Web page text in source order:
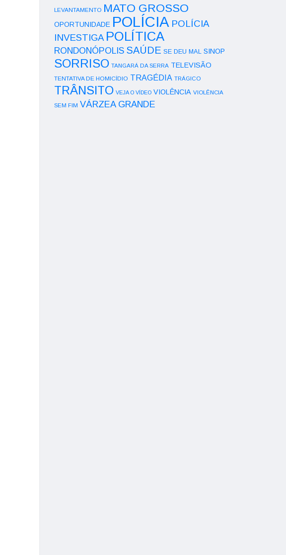
LEVANTAMENTO MATO GROSSO
OPORTUNIDADE POLÍCIA POLÍCIA
INVESTIGA POLÍTICA
RONDONÓPOLIS SAÚDE SE DEU MAL SINOP
SORRISO TANGARÁ DA SERRA TELEVISÃO
TENTATIVA DE HOMICÍDIO TRAGÉDIA TRÁGICO
TRÂNSITO VEJA O VÍDEO VIOLÊNCIA VIOLÊNCIA
SEM FIM VÁRZEA GRANDE